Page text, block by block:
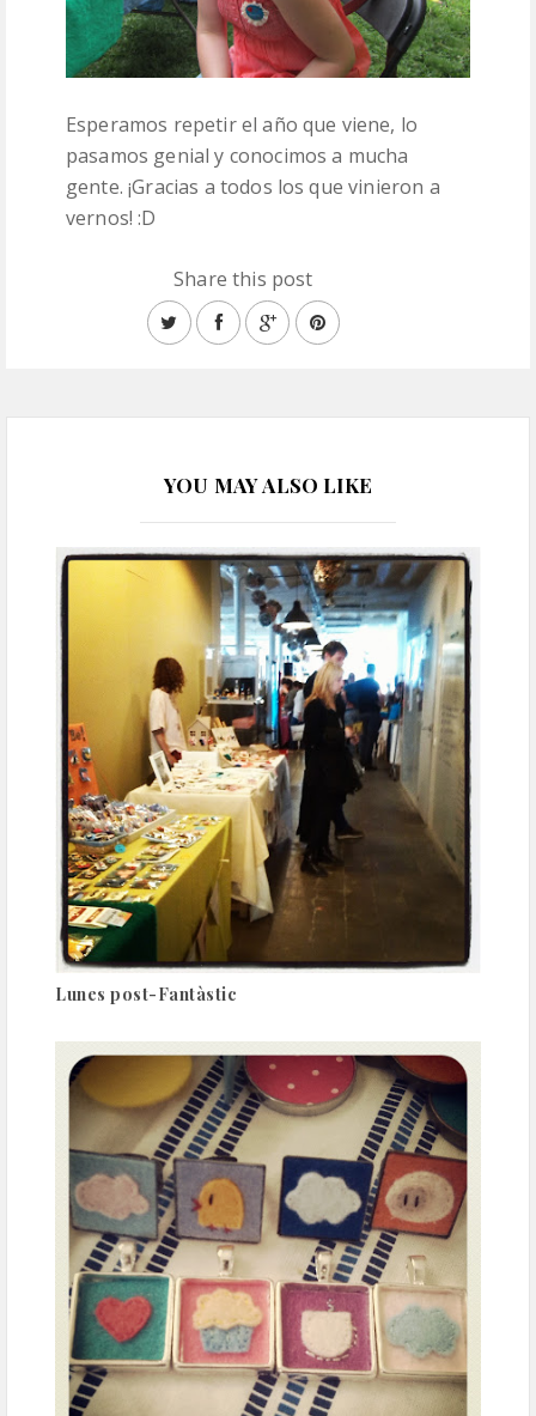
Esperamos repetir el año que viene, lo
pasamos genial y conocimos a mucha
gente. ¡Gracias a todos los que vinieron a
vernos! :D
Share this post
YOU MAY ALSO LIKE
Lunes post-Fantàstic